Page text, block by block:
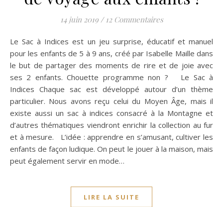
14 juin 2019 / 12 Commentaires
Le Sac à Indices est un jeu surprise, éducatif et manuel
pour les enfants de 5 à 9 ans, créé par Isabelle Maille dans
le but de partager des moments de rire et de joie avec
ses 2 enfants. Chouette programme non ? Le Sac à
Indices Chaque sac est développé autour d’un thème
particulier. Nous avons reçu celui du Moyen Âge, mais il
existe aussi un sac à indices consacré à la Montagne et
d’autres thématiques viendront enrichir la collection au fur
et à mesure. L’idée : apprendre en s’amusant, cultiver les
enfants de façon ludique. On peut le jouer à la maison, mais
peut également servir en mode…
LIRE LA SUITE